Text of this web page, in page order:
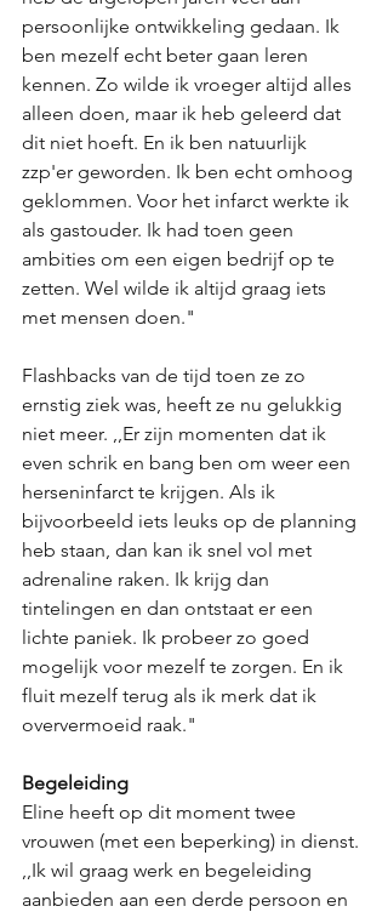
persoonlijke ontwikkeling gedaan. Ik
ben mezelf echt beter gaan leren
kennen. Zo wilde ik vroeger altijd alles
alleen doen, maar ik heb geleerd dat
dit niet hoeft. En ik ben natuurlijk
zzp'er geworden. Ik ben echt omhoog
geklommen. Voor het infarct werkte ik
als gastouder. Ik had toen geen
ambities om een eigen bedrijf op te
zetten. Wel wilde ik altijd graag iets
met mensen doen."
Flashbacks van de tijd toen ze zo
ernstig ziek was, heeft ze nu gelukkig
niet meer. ,,Er zijn momenten dat ik
even schrik en bang ben om weer een
herseninfarct te krijgen. Als ik
bijvoorbeeld iets leuks op de planning
heb staan, dan kan ik snel vol met
adrenaline raken. Ik krijg dan
tintelingen en dan ontstaat er een
lichte paniek. Ik probeer zo goed
mogelijk voor mezelf te zorgen. En ik
fluit mezelf terug als ik merk dat ik
oververmoeid raak."
Begeleiding
Eline heeft op dit moment twee
vrouwen (met een beperking) in dienst.
,,Ik wil graag werk en begeleiding
aanbieden aan een derde persoon en